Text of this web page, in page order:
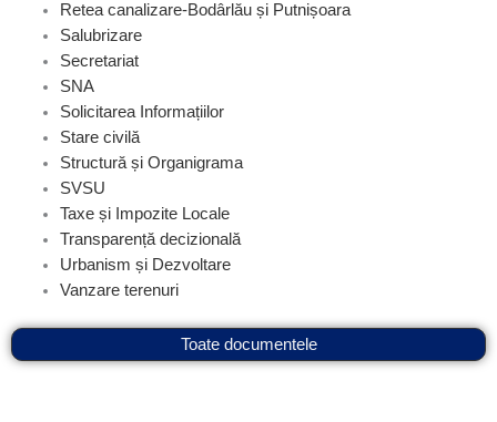
Retea canalizare-Bodârlău și Putnișoara
Salubrizare
Secretariat
SNA
Solicitarea Informațiilor
Stare civilă
Structură și Organigrama
SVSU
Taxe și Impozite Locale
Transparență decizională
Urbanism și Dezvoltare
Vanzare terenuri
Toate documentele